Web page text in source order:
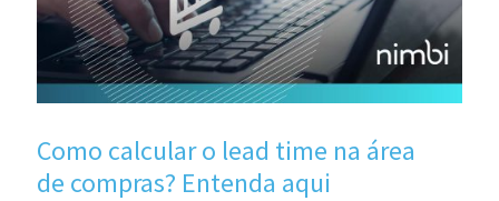
Como calcular o lead time na área
de compras? Entenda aqui